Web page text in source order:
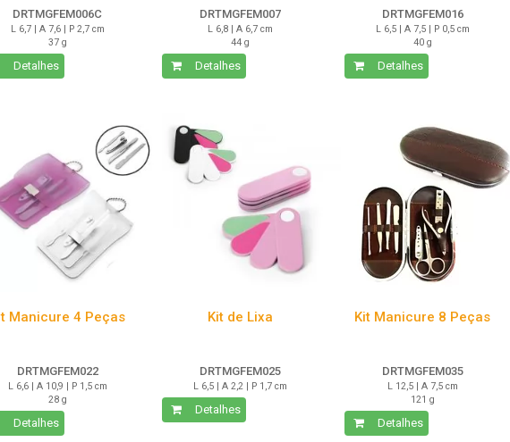
DRTMGFEM006C
L 6,7 | A 7,6 | P 2,7 cm
37 g
Detalhes
DRTMGFEM007
L 6,8 | A 6,7 cm
44 g
Detalhes
DRTMGFEM016
L 6,5 | A 7,5 | P 0,5 cm
40 g
Detalhes
Manicure 4 Peças
DRTMGFEM022
L 6,6 | A 10,9 | P 1,5 cm
28 g
Detalhes
Kit de Lixa
DRTMGFEM025
L 6,5 | A 2,2 | P 1,7 cm
Detalhes
Kit Manicure 8 Peças
DRTMGFEM035
L 12,5 | A 7,5 cm
121 g
Detalhes